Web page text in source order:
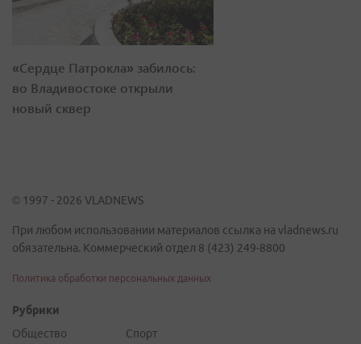
«Сердце Патрокла» забилось:
во Владивостоке открыли
новый сквер
© 1997 - 2026 VLADNEWS
При любом использовании материалов ссылка на vladnews.ru
обязательна. Коммерческий отдел 8 (423) 249-8800
Политика обработки персональных данных
Рубрики
Общество
Спорт